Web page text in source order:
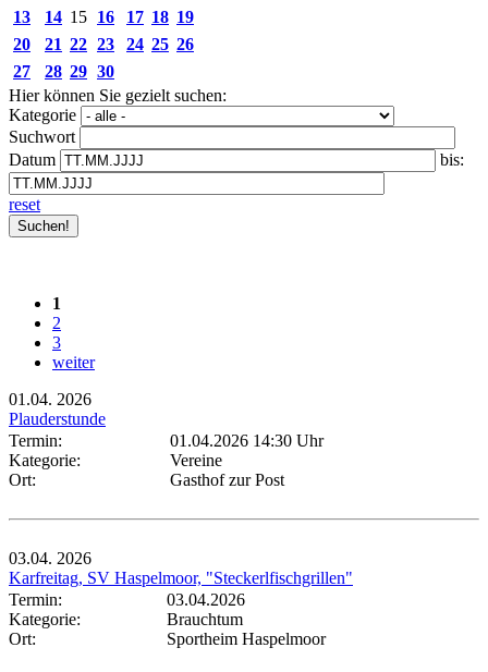
13
14 15 16 17 18 19
20
21 22 23 24 25 26
27
28 29 30
Hier können Sie gezielt suchen:
Kategorie
Suchwort
Datum
bis:
reset
1
2
3
weiter
01.04. 2026
Plauderstunde
Termin:
01.04.2026 14:30 Uhr
Kategorie:
Vereine
Ort:
Gasthof zur Post
03.04. 2026
Karfreitag, SV Haspelmoor, "Steckerlfischgrillen"
Termin:
03.04.2026
Kategorie:
Brauchtum
Ort:
Sportheim Haspelmoor